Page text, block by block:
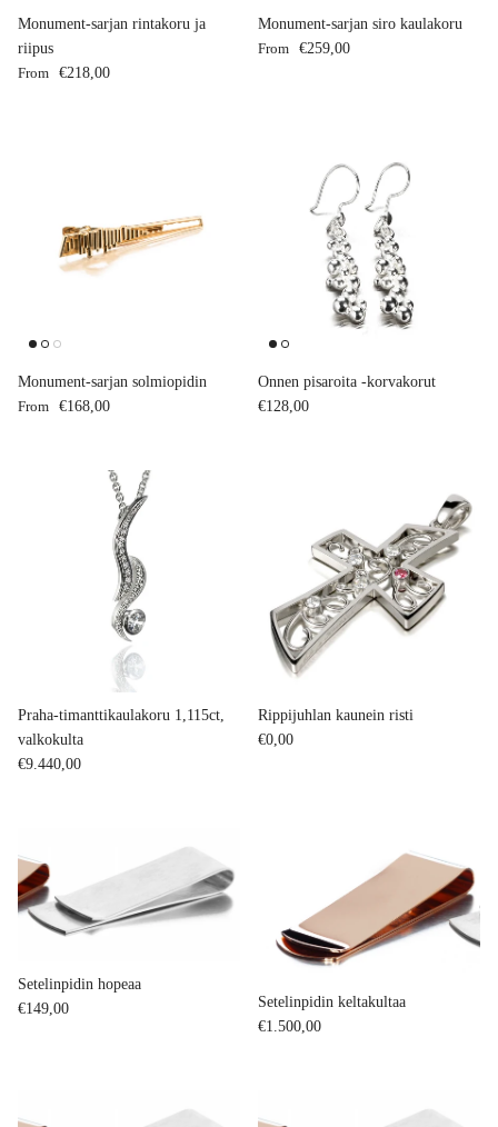
Monument-sarjan rintakoru ja
riipus
Regular price
From €218,00
Monument-sarjan siro kaulakoru
Regular price
From €259,00
Monument-sarjan solmiopidin
Regular price
From €168,00
Onnen pisaroita -korvakorut
Regular price
€128,00
Praha-timanttikaulakoru 1,115ct,
valkokulta
Regular price
€9.440,00
Rippijuhlan kaunein risti
Regular price
€0,00
Setelinpidin hopeaa
Regular price
€149,00
Setelinpidin keltakultaa
Regular price
€1.500,00